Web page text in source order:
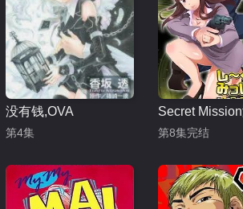
没有钱,OVA
第4集 第8集完结